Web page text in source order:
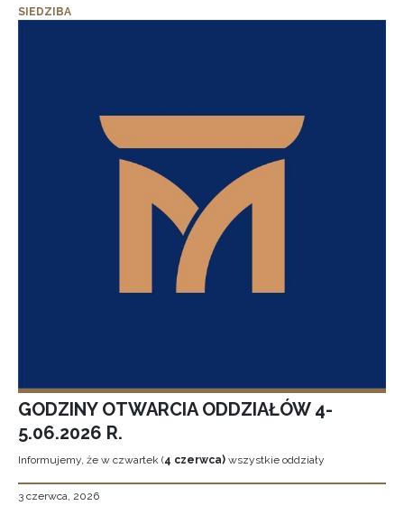
SIEDZIBA
GODZINY OTWARCIA ODDZIAŁÓW 4-
5.06.2026 R.
Informujemy, że w czwartek (4 czerwca) wszystkie oddziały
3 czerwca, 2026